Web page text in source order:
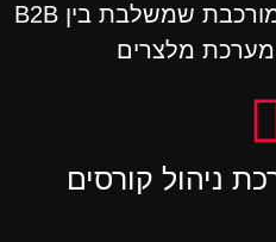
בסדנא זו נאפיין מערכת מורכבת שמשלבת בין B2B
ניהול קורסים